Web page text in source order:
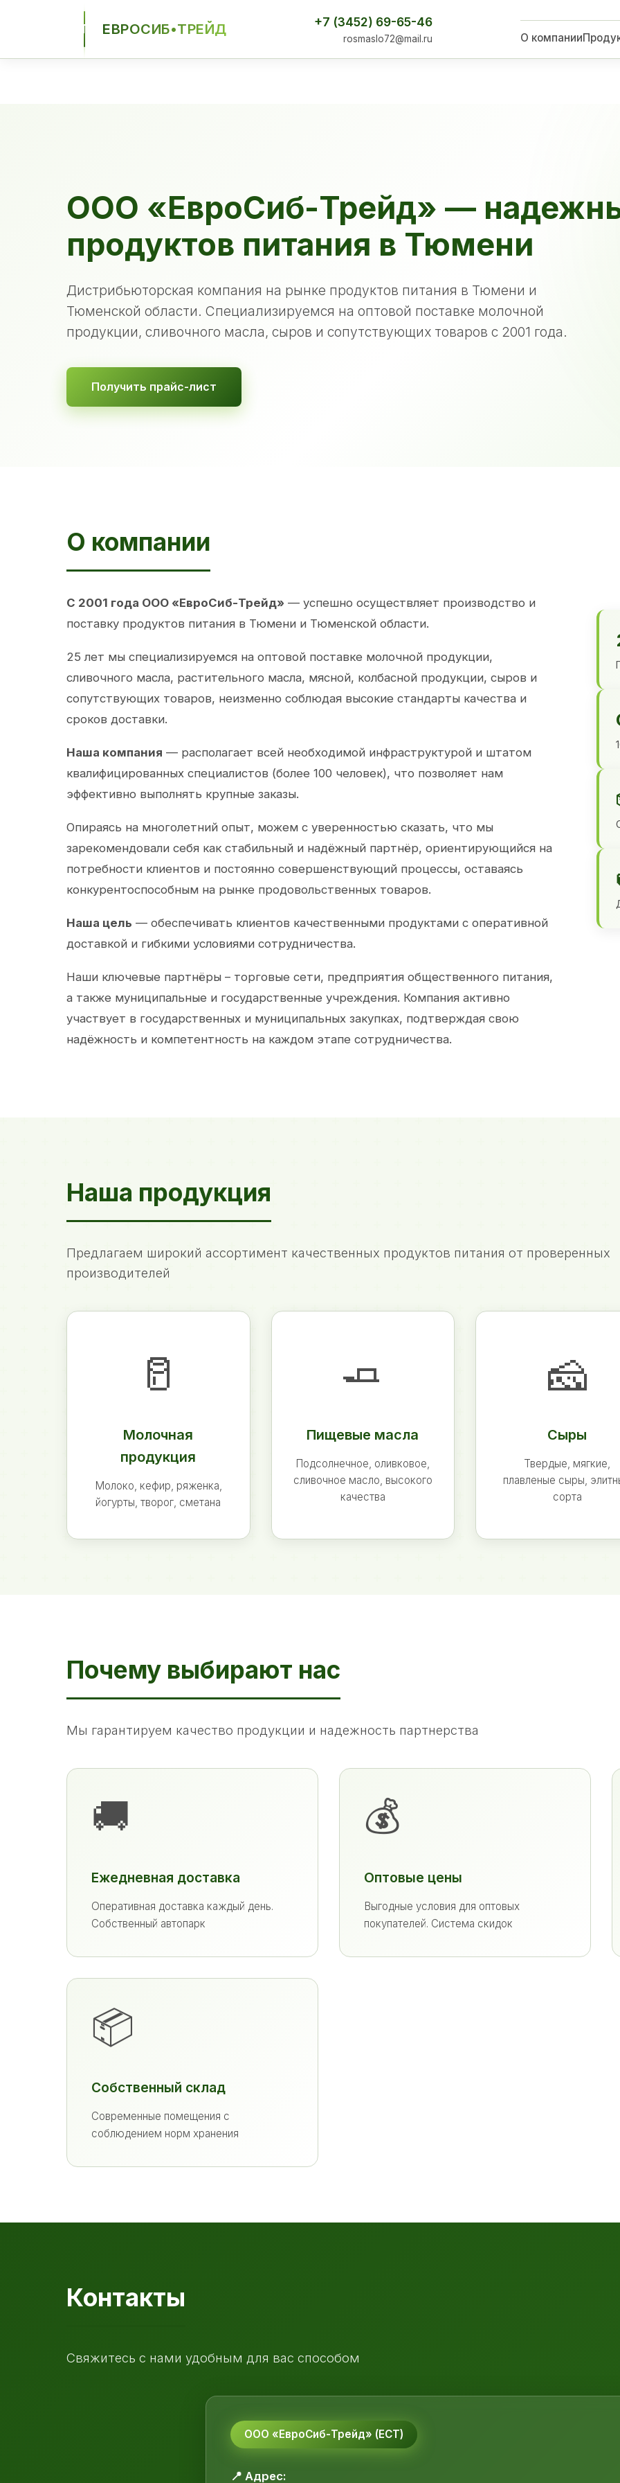
ЕСТ ЕВРОСИБ•ТРЕЙД +7 (3452) 69-65-46
rosmaslo72@mail.ru О компании
ООО «ЕвроСиб-Трейд» —
продуктов питания в Тюмени
Дистрибьюторская компания на рынке продуктов питания в Тюмени и
Тюменской области. Специализируемся на оптовой поставке молочной
продукции, сливочного масла, сыров и сопутствующих товаров с 2001 года.
Получить прайс-лист
О компании
С 2001 года ООО «ЕвроСиб-Трейд» — успешно осуществляет производство и
поставку продуктов питания в Тюмени и Тюменской области.
25 лет мы специализируемся на оптовой поставке молочной продукции,
сливочного масла, растительного масла, мясной, колбасной продукции, сыров и
сопутствующих товаров, неизменно соблюдая высокие стандарты качества и
сроков доставки.
Наша компания — располагает всей необходимой инфраструктурой и штатом
квалифицированных специалистов (более 100 человек), что позволяет нам
эффективно выполнять крупные заказы.
Опираясь на многолетний опыт, можем с уверенностью сказать, что мы
зарекомендовали себя как стабильный и надёжный партнёр, ориентирующийся на
потребности клиентов и постоянно совершенствующий процессы, оставаясь
конкурентоспособным на рынке продовольственных товаров.
Наша цель — обеспечивать клиентов качественными продуктами с оперативной
доставкой и гибкими условиями сотрудничества.
Наши ключевые партнёры – торговые сети, предприятия общественного питания,
а также муниципальные и государственные учреждения. Компания активно
участвует в государственных и муниципальных закупках, подтверждая свою
надёжность и компетентность на каждом этапе сотрудничества.
Наша продукция
Предлагаем широкий ассортимент качественных продуктов питания от проверенных
производителей
🥛
Молочная
продукция
Молоко, кефир, ряженка,
йогурты, творог, сметана
🧈
Пищевые масла
Подсолнечное, оливковое,
сливочное масло, высокого
качества
🧀
Сыры
Твердые, мягкие,
плавленые сыры,
сорта
Почему выбирают нас
Мы гарантируем качество продукции и надежность партнерства
🚚
Ежедневная доставка
Оперативная доставка каждый день.
Собственный автопарк
💰
Оптовые цены
Выгодные условия для оптовых
покупателей. Система скидок
📦
Собственный склад
Современные помещения с
соблюдением норм хранения
Контакты
Свяжитесь с нами удобным для вас способом
ООО «ЕвроСиб-Трейд» (ЕСТ)
📍 Адрес: